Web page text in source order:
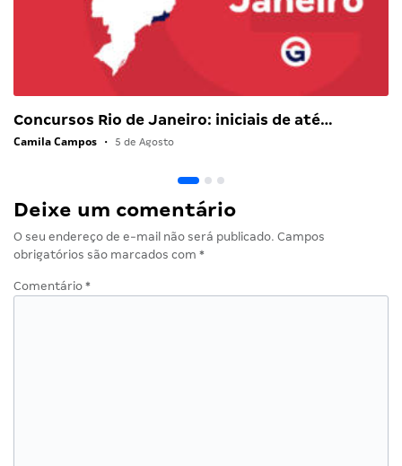
Concursos Rio de Janeiro: iniciais de até…
Camila Campos • 5 de Agosto
Deixe um comentário
O seu endereço de e-mail não será publicado. Campos
obrigatórios são marcados com *
Comentário *